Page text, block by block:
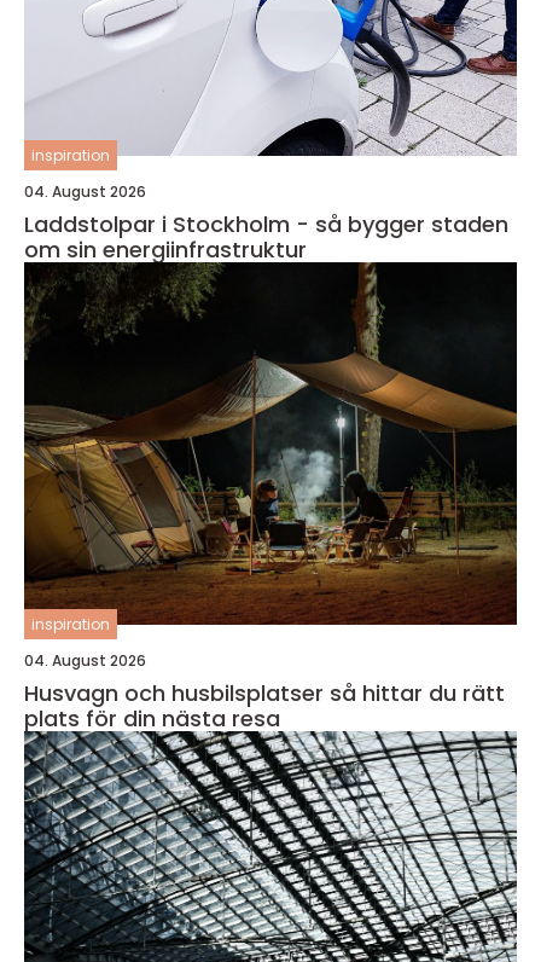
inspiration
04. August 2026
Laddstolpar i Stockholm - så bygger staden
om sin energiinfrastruktur
inspiration
04. August 2026
Husvagn och husbilsplatser så hittar du rätt
plats för din nästa resa